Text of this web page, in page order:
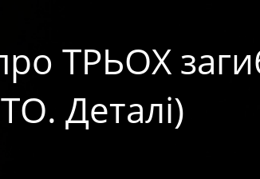
ТРЬОХ
Деталі)